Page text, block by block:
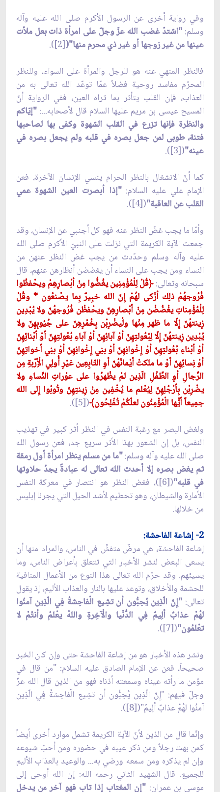
وفي رواية أخرى عن الرسول الأكرم صلى الله عليه وآله
وسلم: "اشتدّ غضب الله عزّ وجلّ على امرأة ذات بعل ملأت
عينها من غير زوجها أو غير ذي محرم منها"([2]).
فالنظر المنهي عنه هو للرجل والمرأة على السواء، وللنظر
المحرّم مفاسد روحية فضلاً عمّا توعّد الله تعالى به من
العذاب، فإن القلب يتأثر بما تراه العين، ففي الرواية أنّ
المسيح عيسى بن مريم عليها السلام قال لأصحابه...:"إيّاكم
والنظرة فإنها تزرع في القلب الشهوة وكفى بها لصاحبها
فتنة، طوبى لمن جعل بصره في قلبه ولم يجعل بصره في
عينه"([3]).
كما أنّ الانشغال بالنظر الحرام ينسي الإنسان الآخرة، فعن
الإمام علي عليه السلام:"إذا أبصرت العين الشهوة عمي
القلب عن العاقبة"([4]).
وأمّا ما يجب غضّ النظر عنه فهو كل أجنبي عن الإنسان، وقد
جمعت الآية الكريمة التي نزلت على النبيّ الأكرم صلى الله
عليه وآله وسلم وحدّدت من يجب غض النظر عنهن من
النساء ومن يجب على النساء أن يغضضن أنظارهن عنهم، قال
سبحانه وتعالى:﴿قُلْ لِلْمُؤْمِنِين يغُضُّوا مِنْ أبْصارِهِمْ ويحْفظُوا
فُرُوجهُمْ ذلِك أزْكى لهُمْ إِنّ الله خبِيرٌ بِما يصْنعُون * وقُلْ
لِلْمُؤْمِناتِ يغْضُضْن مِنْ أبْصارِهِنّ ويحْفظْن فُرُوجهُنّ ولا يُبْدِين
زِينتهُنّ إِلّا ما ظهر مِنْها ولْيضْرِبْن بِخُمُرِهِنّ على جُيُوبِهِنّ ولا
يُبْدِين زِينتهُنّ إِلّا لِبُعُولتِهِنّ أوْ آبائِهِنّ أوْ آباءِ بُعُولتِهِنّ أوْ أبْنائِهِنّ
أوْ أبْناءِ بُعُولتِهِنّ أوْ إِخْوانِهِنّ أوْ بنِي إِخْوانِهِنّ أوْ بنِي أخواتِهِنّ
أوْ نِسائِهِنّ أوْ ما ملكتْ أيْمانُهُنّ أوِ التّابِعِين غيْرِ أُولِي الْأِرْبةِ مِن
الرِّجالِ أوِ الطِّفْلِ الّذِين لمْ يظْهرُوا على عوْراتِ النِّساءِ ولا
يضْرِبْن بِأرْجُلِهِنّ لِيُعْلم ما يُخْفِين مِنْ زِينتِهِنّ وتُوبُوا إِلى الله
جمِيعاً أيُّها الْمُؤْمِنُون لعلّكُمْ تُفْلِحُون﴾([5]).
ولغض البصر مع رغبة النفس في النظر أثر كبير في تهذيب
النفس، بل إن الشعور بهذا الأثر سريع جد، فعن رسول الله
صلى الله عليه وآله وسلم:"ما من مسلم ينظر امرأة أول رمقة
ثم يغض بصره إلا أحدث الله تعالى له عبادةً يجدُ حلاوتها
في قلبه"
([6])، فغض النظر هو انتصار في معركة النفس
الأمارة والشيطان، وهو تحطيم لأشد الحيل التي يجرنا إبليس
من خلالها.
2- إشاعة الفاحشة:
إشاعة الفاحشة، هي مرضٌ متفشٍّ في الناس، والمراد منها أن
يسعى البعض لنشر الأخبار التي تتعلق بأعراض الناس، وما
يسيئهم. وقد حرّم الله تعالى هذا النوع من الأعمال المنافية
للحشمة والأخلاق، وتوعد عليها بالنار والعذاب الأليم، إذ يقول
تعالى: "إِنّ الّذِين يُحِبُّون أن تشِيع الْفاحِشةُ فِي الّذِين آمنُوا
لهُمْ عذابٌ ألِيمٌ فِي الدُّنْيا والْآخِرةِ واللهُ يعْلمُ وأنتُمْ لا
تعْلمُون"([7]).
ونشر هذه الأخبار هو من إشاعة الفاحشة حتى وإن كان الخبر
صحيحاً، فعن عن الإمام الصادق عليه السلام: "من قال في
مؤمن ما رأته عيناه وسمعته أذناه فهو من الذين قال الله عزّ
وجلّ فيهم: "إِنّ الّذِين يُحِبُّون أن تشِيع الْفاحِشةُ فِي الّذِين
آمنُوا لهُمْ عذابٌ ألِيمٌ"([8]).
وإنّما قال من الذين لأنّ الآية الكريمة تشمل موارد أخرى أيضاً
كمن بهت رجلاً ومن ذكر عيبه في حضوره ومن أحبّ شيوعه
وإن لم يذكره ومن سمعه ورضي به... والوعيد بالعذاب الأليم
للجميع. قال الشهيد الثاني رحمه الله: إن الله أوحى إلى
موسى بن عمران: "إن المغتاب إذا تاب فهو آخر من يدخل